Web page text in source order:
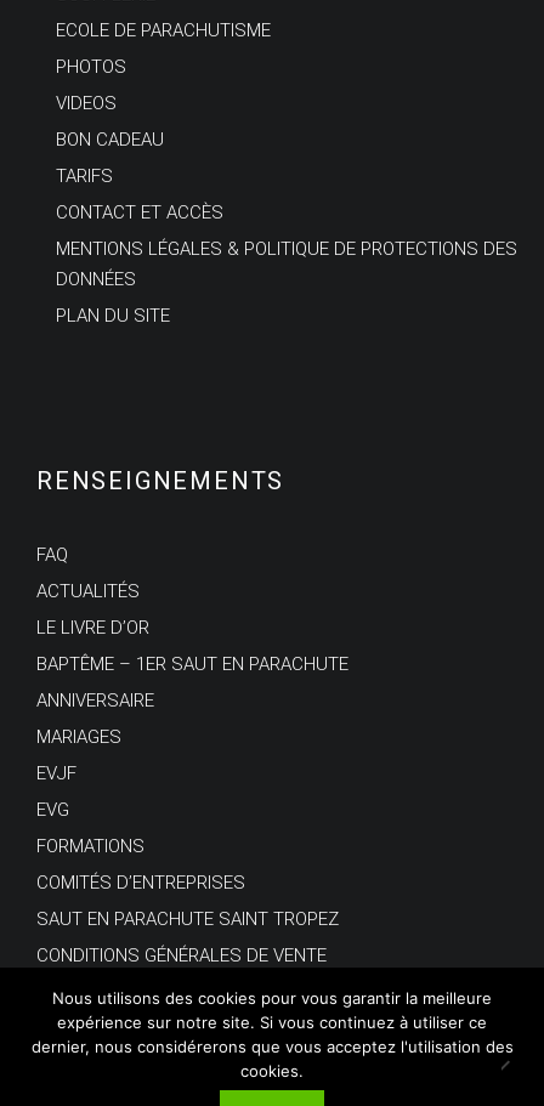
ECOLE DE PARACHUTISME
PHOTOS
VIDEOS
BON CADEAU
TARIFS
CONTACT ET ACCÈS
MENTIONS LÉGALES & POLITIQUE DE PROTECTIONS DES
DONNÉES
PLAN DU SITE
RENSEIGNEMENTS
FAQ
ACTUALITÉS
LE LIVRE D’OR
BAPTÊME – 1ER SAUT EN PARACHUTE
ANNIVERSAIRE
MARIAGES
EVJF
EVG
FORMATIONS
COMITÉS D’ENTREPRISES
SAUT EN PARACHUTE SAINT TROPEZ
CONDITIONS GÉNÉRALES DE VENTE
Nous utilisons des cookies pour vous garantir la meilleure
expérience sur notre site. Si vous continuez à utiliser ce
dernier, nous considérerons que vous acceptez l'utilisation des
cookies.